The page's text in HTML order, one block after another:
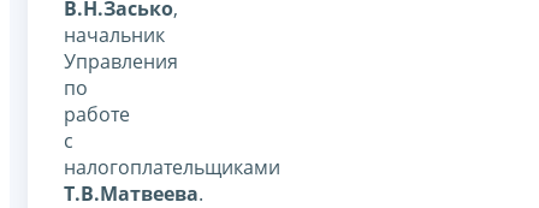
В.Н.Засько,
начальник
Управления
по
работе
с
налогоплательщиками
Т.В.Матвеева.